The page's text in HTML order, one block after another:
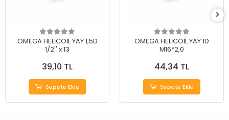
OMEGA HELİCOİL YAY 1,5D
1/2'' x 13
39,10 TL
Sepete Ekle
OMEGA HELİCOİL YAY 1D
M16*2,0
44,34 TL
Sepete Ekle